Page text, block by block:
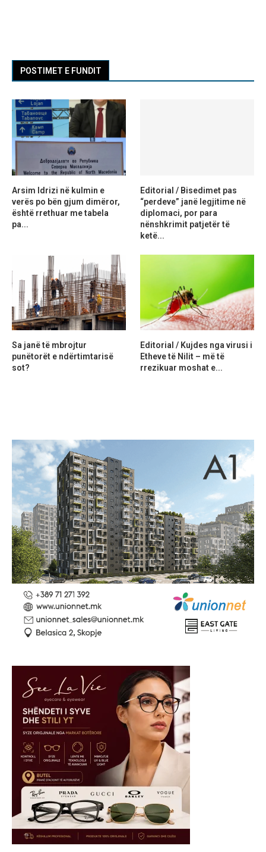
POSTIMET E FUNDIT
Arsim Idrizi në kulmin e
verës po bën gjum dimëror,
është rrethuar me tabela
pa...
Editorial / Bisedimet pas
“perdeve” janë legjitime në
diplomaci, por para
nënshkrimit patjetër të
ketë...
Sa janë të mbrojtur
punëtorët e ndërtimtarisë
sot?
Editorial / Kujdes nga virusi i
Etheve të Nilit – më të
rrezikuar moshat e...